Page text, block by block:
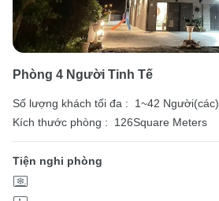
Phòng 4 Người Tinh Tế
Số lượng khách tối đa :
1~42 Người(các)
Kích thước phòng :
126Square Meters
Tiện nghi phòng